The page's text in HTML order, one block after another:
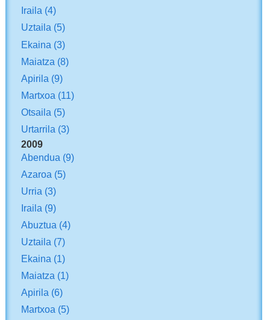
Iraila (4)
Uztaila (5)
Ekaina (3)
Maiatza (8)
Apirila (9)
Martxoa (11)
Otsaila (5)
Urtarrila (3)
2009
Abendua (9)
Azaroa (5)
Urria (3)
Iraila (9)
Abuztua (4)
Uztaila (7)
Ekaina (1)
Maiatza (1)
Apirila (6)
Martxoa (5)